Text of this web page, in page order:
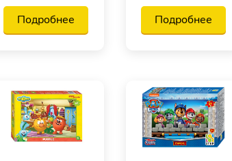
Подробнее Подробнее